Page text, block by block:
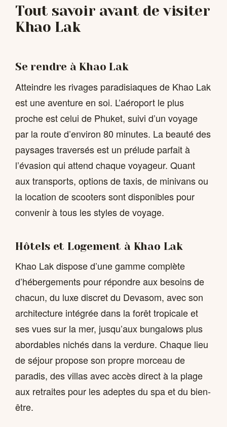
Tout savoir avant de visiter
Khao Lak
Se rendre à Khao Lak
Atteindre les rivages paradisiaques de Khao Lak
est une aventure en soi. L’aéroport le plus
proche est celui de Phuket, suivi d’un voyage
par la route d’environ 80 minutes. La beauté des
paysages traversés est un prélude parfait à
l’évasion qui attend chaque voyageur. Quant
aux transports, options de taxis, de minivans ou
la location de scooters sont disponibles pour
convenir à tous les styles de voyage.
Hôtels et Logement à Khao Lak
Khao Lak dispose d’une gamme complète
d’hébergements pour répondre aux besoins de
chacun, du luxe discret du Devasom, avec son
architecture intégrée dans la forêt tropicale et
ses vues sur la mer, jusqu’aux bungalows plus
abordables nichés dans la verdure. Chaque lieu
de séjour propose son propre morceau de
paradis, des villas avec accès direct à la plage
aux retraites pour les adeptes du spa et du bien-
être.